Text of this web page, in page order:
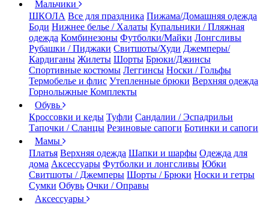
Мальчики
ШКОЛА Все для праздника Пижама/Домашняя одежда
Боди Нижнее белье / Халаты Купальники / Пляжная
одежда Комбинезоны Футболки/Майки Лонгсливы
Рубашки / Пиджаки Свитшоты/Худи Джемперы/
Кардиганы Жилеты Шорты Брюки/Джинсы
Спортивные костюмы Леггинсы Носки / Гольфы
Термобелье и флис Утепленные брюки Верхняя одежда
Горнолыжные Комплекты
Обувь
Кроссовки и кеды Туфли Сандалии / Эспадрильи
Тапочки / Сланцы Резиновые сапоги Ботинки и сапоги
Мамы
Платья Верхняя одежда Шапки и шарфы Одежда для
дома Аксессуары Футболки и лонгсливы Юбки
Свитшоты / Джемперы Шорты / Брюки Носки и гетры
Сумки Обувь Очки / Оправы
Аксессуары